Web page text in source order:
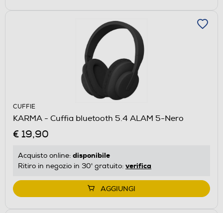
CUFFIE
KARMA - Cuffia bluetooth 5.4 ALAM 5-Nero
€ 19,90
Acquisto online: disponibile
Ritiro in negozio in 30' gratuito: verifica
AGGIUNGI